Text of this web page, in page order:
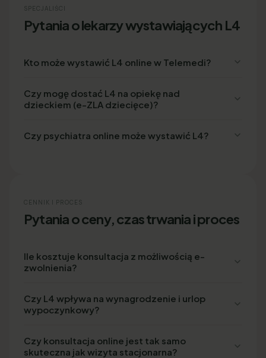
SPECJALIŚCI
Pytania o lekarzy wystawiających L4
Kto może wystawić L4 online w Telemedi?
Czy mogę dostać L4 na opiekę nad
dzieckiem (e-ZLA dziecięce)?
Czy psychiatra online może wystawić L4?
CENNIK I PROCES
Pytania o ceny, czas trwania i proces
Ile kosztuje konsultacja z możliwością e-
zwolnienia?
Czy L4 wpływa na wynagrodzenie i urlop
wypoczynkowy?
Czy konsultacja online jest tak samo
skuteczna jak wizyta stacjonarna?